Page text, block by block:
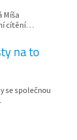
Míša
cítění…
na to
se společnou